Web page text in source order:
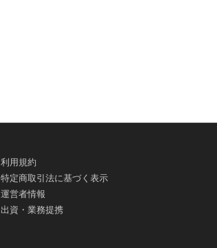
利用規約
特定商取引法に基づく表示
運営者情報
出資・業務提携